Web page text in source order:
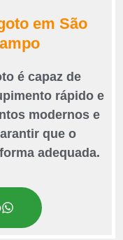
em São
é capaz de
rápido e
modernos e
que o
adequada.